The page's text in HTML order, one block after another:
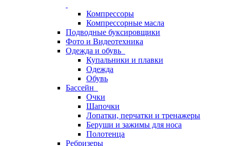
Компрессоры
Компрессорные масла
Подводные буксировщики
Фото и Видеотехника
Одежда и обувь
Купальники и плавки
Одежда
Обувь
Бассейн
Очки
Шапочки
Лопатки, перчатки и тренажеры
Беруши и зажимы для носа
Полотенца
Ребризеры